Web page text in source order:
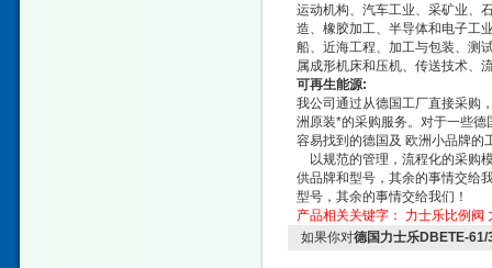
运动机构、汽车工业、采矿业、
造、橡胶加工、半导体和电子工
船、近海工程、加工与包装、测
属成形机床和压机、传送技术、
可再生能源:
我公司通过从德国工厂直接采购
洲原装*的采购服务。对于一些
容易找到的德国及 欧洲小品牌的
以规范的管理，流程化的采购
供品牌和型号，其余的事情交给
型号，其余的事情交给我们！
产品相关关键字：
力士乐比例阀
如果你对德国力士乐DBETE-